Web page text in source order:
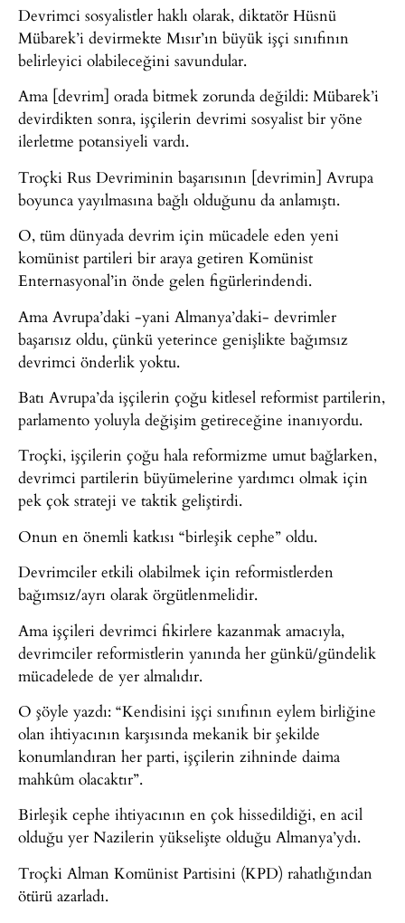
Devrimci sosyalistler haklı olarak, diktatör Hüsnü
Mübarek’i devirmekte Mısır’ın büyük işçi sınıfının
belirleyici olabileceğini savundular.
Ama [devrim] orada bitmek zorunda değildi: Mübarek’i
devirdikten sonra, işçilerin devrimi sosyalist bir yöne
ilerletme potansiyeli vardı.
Troçki Rus Devriminin başarısının [devrimin] Avrupa
boyunca yayılmasına bağlı olduğunu da anlamıştı.
O, tüm dünyada devrim için mücadele eden yeni
komünist partileri bir araya getiren Komünist
Enternasyonal’in önde gelen figürlerindendi.
Ama Avrupa’daki -yani Almanya’daki- devrimler
başarısız oldu, çünkü yeterince genişlikte bağımsız
devrimci önderlik yoktu.
Batı Avrupa’da işçilerin çoğu kitlesel reformist partilerin,
parlamento yoluyla değişim getireceğine inanıyordu.
Troçki, işçilerin çoğu hala reformizme umut bağlarken,
devrimci partilerin büyümelerine yardımcı olmak için
pek çok strateji ve taktik geliştirdi.
Onun en önemli katkısı “birleşik cephe” oldu.
Devrimciler etkili olabilmek için reformistlerden
bağımsız/ayrı olarak örgütlenmelidir.
Ama işçileri devrimci fikirlere kazanmak amacıyla,
devrimciler reformistlerin yanında her günkü/gündelik
mücadelede de yer almalıdır.
O şöyle yazdı: “Kendisini işçi sınıfının eylem birliğine
olan ihtiyacının karşısında mekanik bir şekilde
konumlandıran her parti, işçilerin zihninde daima
mahkûm olacaktır”.
Birleşik cephe ihtiyacının en çok hissedildiği, en acil
olduğu yer Nazilerin yükselişte olduğu Almanya’ydı.
Troçki Alman Komünist Partisini (KPD) rahatlığından
ötürü azarladı.